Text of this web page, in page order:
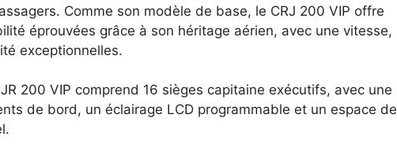
Comme son modèle de base, le CRJ 200 VIP offre
éprouvées grâce à son héritage aérien, avec une vitesse,
exceptionnelles.
200 VIP comprend 16 sièges capitaine exécutifs, avec une
de bord, un éclairage LCD programmable et un espace de